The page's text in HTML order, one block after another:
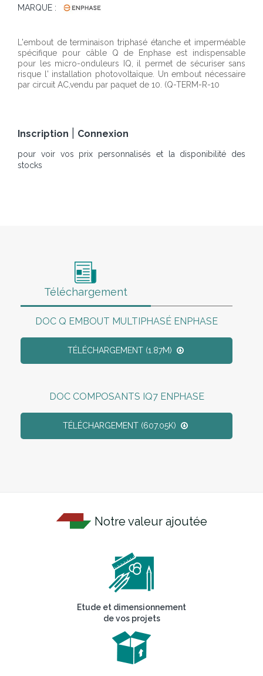
MARQUE :
L'embout de terminaison triphasé étanche et imperméable
spécifique pour câble Q de Enphase est indispensable
pour les micro-onduleurs IQ, il permet de sécuriser sans
risque l' installation photovoltaïque. Un embout nécessaire
par circuit AC,vendu par paquet de 10. (Q-TERM-R-10
Inscription Connexion
pour voir vos prix personnalisés et la disponibilité des
stocks
Téléchargement
DOC Q EMBOUT MULTIPHASÉ ENPHASE
TÉLÉCHARGEMENT (1.87M)
DOC COMPOSANTS IQ7 ENPHASE
TÉLÉCHARGEMENT (607.05K)
Notre valeur ajoutée
Etude et dimensionnement
de vos projets